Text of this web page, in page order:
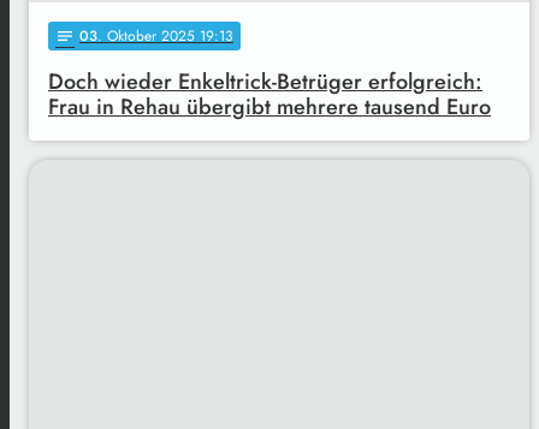
notes 03. Oktober 2025 19:13
Doch wieder Enkeltrick-Betrüger erfolgreich:
Frau in Rehau übergibt mehrere tausend Euro